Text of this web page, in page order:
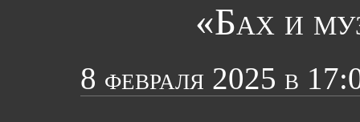
«Бах и
8 февраля 2025 в